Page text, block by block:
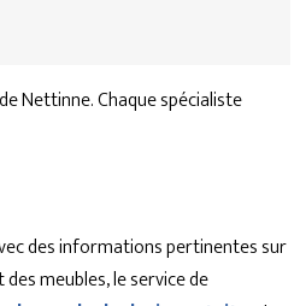
Nettinne. Chaque spécialiste
des informations pertinentes sur
meubles, le service de